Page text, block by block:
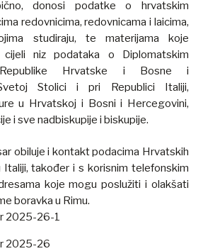
donosi podatke o hrvatskim
redovnicima, redovnicama i laicima,
studiraju, te materijama koje
cijeli niz podataka o Diplomatskim
Republike Hrvatske i Bosne i
Stolici i pri Republici Italiji,
u Hrvatskoj i Bosni i Hercegovini,
i sve nadbiskupije i biskupije.
obiluje i kontakt podacima Hrvatskih
također i s korisnim telefonskim
koje mogu poslužiti i olakšati
boravka u Rimu.